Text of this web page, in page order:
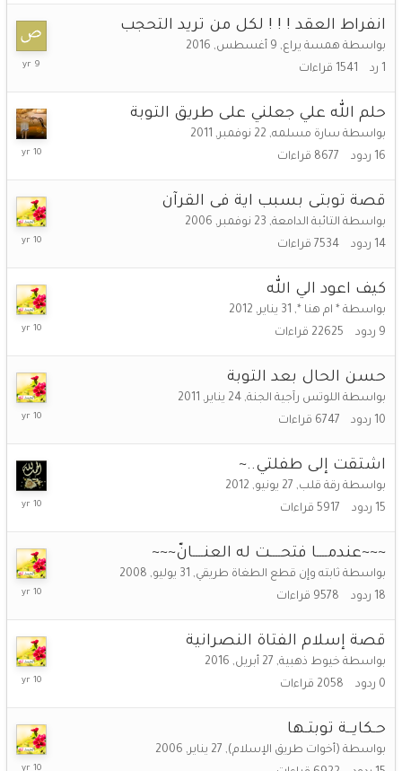
انفراط العقد ! ! ! لكل من تريد التحجب
بواسطة همسة يراع, 9 أغسطس, 2016
1 رد 1541 قراءات
10
2016
حلم الله علي جعلني على طريق التوبة
بواسطة سارة مسلمه, 22 نوفمبر, 2011
16 ردود 8677 قراءات
29
قصة توبتى بسبب اية فى القرآن
بواسطة التائبة الدامعة, 23 نوفمبر, 2006
14 ردود 7534 قراءات
28
2016
كيف اعود الي الله
بواسطة * ام هنا *, 31 يناير, 2012
9 ردود 22625 قراءات
27
حسن الحال بعد التوبة
بواسطة اللوتس رآجية الجنة, 24 يناير, 2011
10 ردود 6747 قراءات
27
2016
اشتقت إلى طفلتي..~
بواسطة رقة قلب, 27 يونيو, 2012
15 ردود 5917 قراءات
27
~~~عندمــــا فتحــــت له العنــــانّ~~~
بواسطة ثابته وإن قطع الطغاة طريقي, 31 يوليو, 2008
18 ردود 9578 قراءات
27
2016
قصة إسلام الفتاة النصرانية
بواسطة خيوط ذهبية, 27 أبريل, 2016
0 ردود 2058 قراءات
27
حـكايــة توبتـها
بواسطة (أخوات طريق الإسلام), 27 يناير, 2006
27